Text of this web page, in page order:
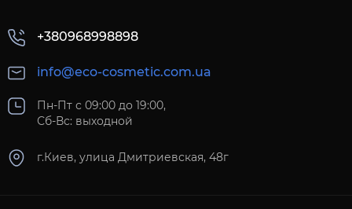
+380968998898
info@eco-cosmetic.com.ua
Пн-Пт с 09:00 до 19:00,
Сб-Вс: выходной
г.Киев, улица Дмитриевская, 48г